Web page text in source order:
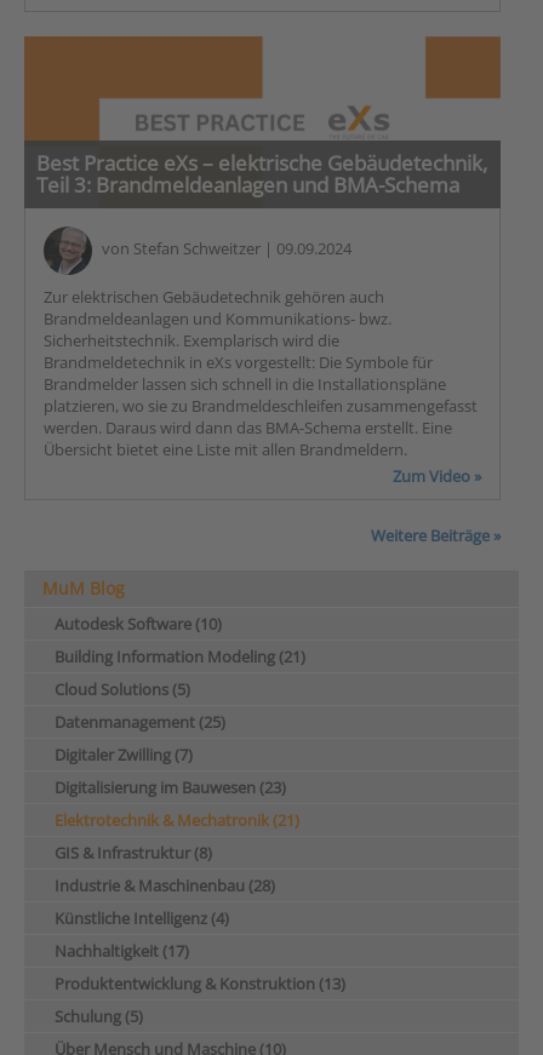
Best Practice eXs – elektrische Gebäudetechnik,
Teil 3: Brandmeldeanlagen und BMA-Schema
von Stefan Schweitzer | 09.09.2024
Zur elektrischen Gebäudetechnik gehören auch
Brandmeldeanlagen und Kommunikations- bwz.
Sicherheitstechnik. Exemplarisch wird die
Brandmeldetechnik in eXs vorgestellt: Die Symbole für
Brandmelder lassen sich schnell in die Installationspläne
platzieren, wo sie zu Brandmeldeschleifen zusammengefasst
werden. Daraus wird dann das BMA-Schema erstellt. Eine
Übersicht bietet eine Liste mit allen Brandmeldern.
Zum Video »
Weitere Beiträge »
MuM Blog
Autodesk Software (10)
Building Information Modeling (21)
Cloud Solutions (5)
Datenmanagement (25)
Digitaler Zwilling (7)
Digitalisierung im Bauwesen (23)
Elektrotechnik & Mechatronik (21)
GIS & Infrastruktur (8)
Industrie & Maschinenbau (28)
Künstliche Intelligenz (4)
Nachhaltigkeit (17)
Produktentwicklung & Konstruktion (13)
Schulung (5)
Über Mensch und Maschine (10)